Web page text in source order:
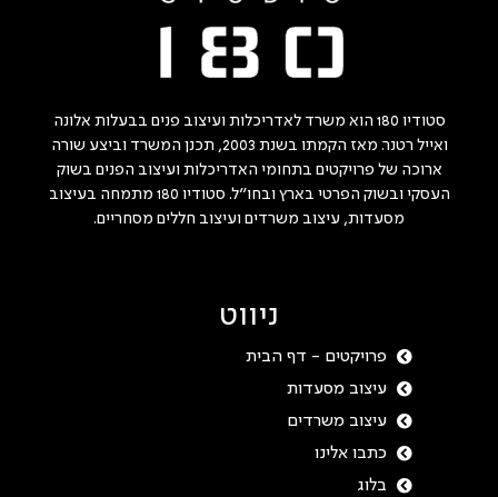
סטודיו 180 הוא משרד לאדריכלות ועיצוב פנים בבעלות אלונה
ואייל רטנר. מאז הקמתו בשנת 2003, תכנן המשרד וביצע שורה
ארוכה של פרויקטים בתחומי האדריכלות ועיצוב הפנים בשוק
העסקי ובשוק הפרטי בארץ ובחו"ל. סטודיו 180 מתמחה בעיצוב
מסעדות, עיצוב משרדים ועיצוב חללים מסחריים.
ניווט
פרויקטים - דף הבית
עיצוב מסעדות
עיצוב משרדים
כתבו אלינו
בלוג